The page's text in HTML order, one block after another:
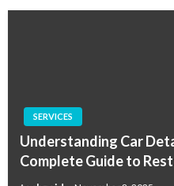
SERVICES
Understanding Car
Complete Guide to